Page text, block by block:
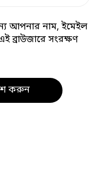
আপনার নাম, ইমেইল
ব্রাউজারে সংরক্ষণ